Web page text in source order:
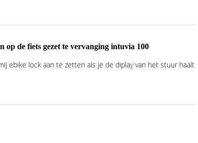
op de fiets gezet te vervanging intuvia 100
ebike lock aan te zetten als je de diplay van het stuur haalt